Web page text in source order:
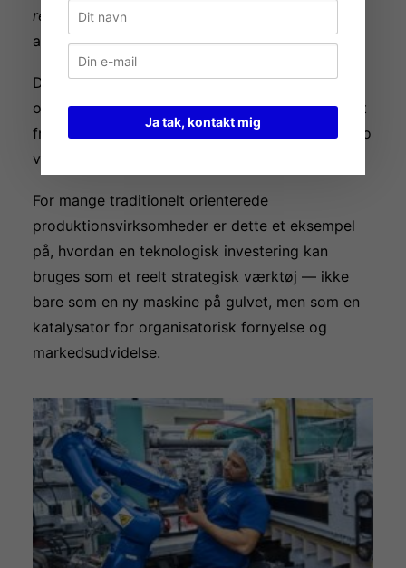
reduceres”, fortæller Anders Johnsen, VP R&D
and Technology hos Carmo.
Den operationelle gevinst er åbenlys: Lavere
omkostninger ved iterationer, færre værktøjer at
fremstille, hurtigere beslutninger og mindre risiko
ved at teste nye produkter.
For mange traditionelt orienterede
produktionsvirksomheder er dette et eksempel
på, hvordan en teknologisk investering kan
bruges som et reelt strategisk værktøj — ikke
bare som en ny maskine på gulvet, men som en
katalysator for organisatorisk fornyelse og
markedsudvidelse.
Ja tak, kontakt mig